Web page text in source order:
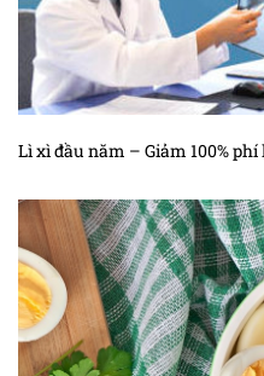
Lì xì đầu năm – Giảm 100%